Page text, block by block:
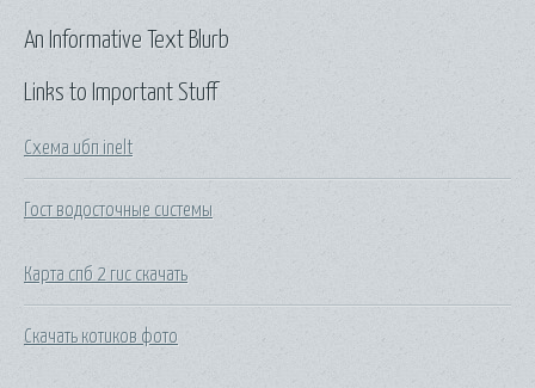
Links to Important Stuff
Схема ибп inelt
Гост водосточные системы
Карта спб 2 гис скачать
Скачать котиков фото
An Informative Text Blurb